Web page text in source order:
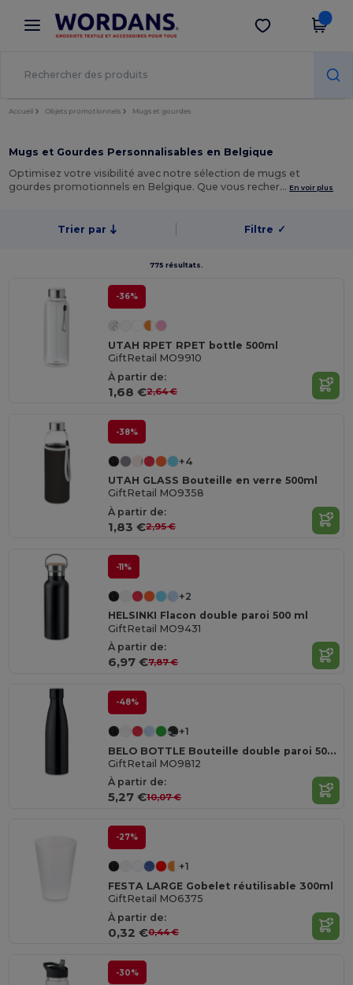
× Appli Wordans
Meilleurs prix sur l’app !
Obtenir l'appli
Accueil Objets promotionnels Mugs et gourdes
Mugs et Gourdes Personnalisables en Belgique
Optimisez votre visibilité avec notre sélection de mugs et
gourdes promotionnels en Belgique. Que vous recher… En voir plus
Trier par Filtre ✓
775 résultats.
-36%
UTAH RPET RPET bottle 500ml
GiftRetail MO9910
À partir de:
1,68 €2,64 €
-38%
+4
UTAH GLASS Bouteille en verre 500ml
GiftRetail MO9358
À partir de:
1,83 €2,95 €
-11%
+2
HELSINKI Flacon double paroi 500 ml
GiftRetail MO9431
À partir de:
6,97 €7,87 €
-48%
+1
BELO BOTTLE Bouteille double paroi 500ml
GiftRetail MO9812
À partir de:
5,27 €10,07 €
-27%
+1
FESTA LARGE Gobelet réutilisable 300ml
GiftRetail MO6375
À partir de:
0,32 €0,44 €
-30%